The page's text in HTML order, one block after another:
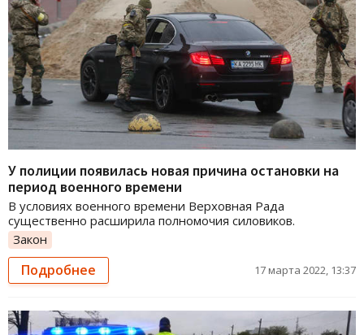
У полиции появилась новая причина остановки на
период военного времени
В условиях военного времени Верховная Рада
существенно расширила полномочия силовиков.
Закон
Подробнее 17 марта 2022, 13:37